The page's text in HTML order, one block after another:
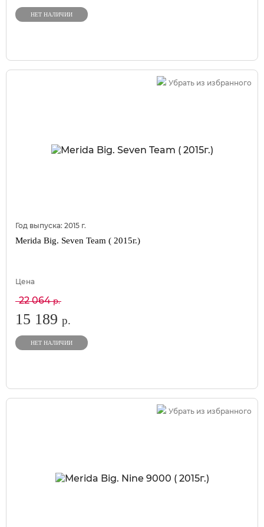
НЕТ НАЛИЧИИ
Убрать из избранного
Год выпуска: 2015 г.
Merida Big. Seven Team ( 2015г.)
Цена
22 064р.
15 189 р.
НЕТ НАЛИЧИИ
Убрать из избранного